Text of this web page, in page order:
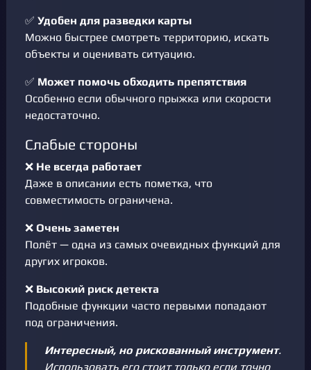
✅ Удобен для разведки карты
Можно быстрее смотреть территорию, искать
объекты и оценивать ситуацию.
✅ Может помочь обходить препятствия
Особенно если обычного прыжка или скорости
недостаточно.
Слабые стороны
❌ Не всегда работает
Даже в описании есть пометка, что
совместимость ограничена.
❌ Очень заметен
Полёт — одна из самых очевидных функций для
других игроков.
❌ Высокий риск детекта
Подобные функции часто первыми попадают
под ограничения.
Интересный, но рискованный инструмент.
Использовать его стоит только если точно